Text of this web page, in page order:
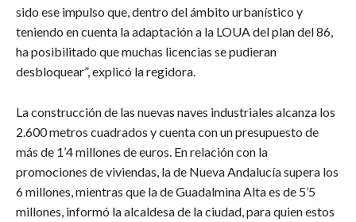
sido ese impulso que, dentro del ámbito urbanístico y
teniendo en cuenta la adaptación a la LOUA del plan del 86,
ha posibilitado que muchas licencias se pudieran
desbloquear”, explicó la regidora.
La construcción de las nuevas naves industriales alcanza los
2.600 metros cuadrados y cuenta con un presupuesto de
más de 1’4 millones de euros. En relación con la
promociones de viviendas, la de Nueva Andalucía supera los
6 millones, mientras que la de Guadalmina Alta es de 5’5
millones, informó la alcaldesa de la ciudad, para quien estos